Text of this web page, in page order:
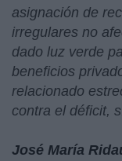
asignación de
irregulares no
dado luz verde
beneficios
relacionado
contra el déficit,
José María